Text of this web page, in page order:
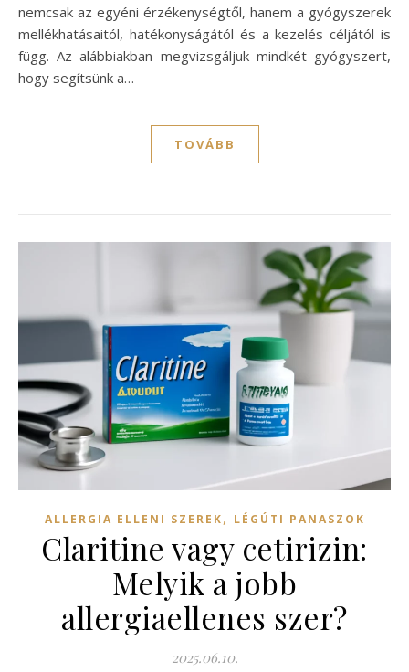
nemcsak az egyéni érzékenységtől, hanem a gyógyszerek
mellékhatásaitól, hatékonyságától és a kezelés céljától is
függ. Az alábbiakban megvizsgáljuk mindkét gyógyszert,
hogy segítsünk a…
TOVÁBB
ALLERGIA ELLENI SZEREK, LÉGÚTI PANASZOK
Claritine vagy cetirizin:
Melyik a jobb
allergiaellenes szer?
2025.06.10.